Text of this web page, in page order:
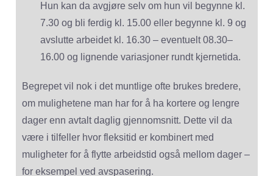
Hun kan da avgjøre selv om hun vil begynne kl.
7.30 og bli ferdig kl. 15.00 eller begynne kl. 9 og
avslutte arbeidet kl. 16.30 – eventuelt 08.30–
16.00 og lignende variasjoner rundt kjernetida.
Begrepet vil nok i det muntlige ofte brukes bredere,
om mulighetene man har for å ha kortere og lengre
dager enn avtalt daglig gjennomsnitt. Dette vil da
være i tilfeller hvor fleksitid er kombinert med
muligheter for å flytte arbeidstid også mellom dager –
for eksempel ved avspasering.